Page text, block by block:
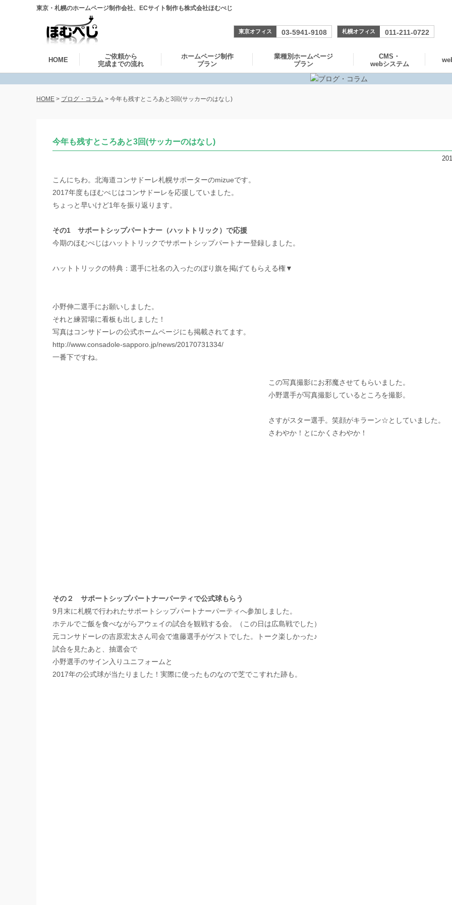
東京・札幌のホームページ制作会社、ECサイト制作も株式会社ほむぺじ
東京オフィス 03-5941-9108 札幌オフィス 011-211-0722
HOME
ご依頼から
完成までの流れ
ホームページ制作
プラン
業種別ホームページ
プラン
CMS・
webシステム
ブログ・コラム
HOME > ブログ・コラム > 今年も残すところあと3回(サッカーのはなし)
今年も残すところあと3回(サッカーのはなし)
こんにちわ。北海道コンサドーレ札幌サポーターのmizueです。
2017年度もほむぺじはコンサドーレを応援していました。
ちょっと早いけど1年を振り返ります。
その1 サポートシップパートナー（ハットトリック）で応援
今期のほむぺじはハットトリックでサポートシップパートナー登録しました。
ハットトリックの特典：選手に社名の入ったのぼり旗を掲げてもらえる権▼
小野伸二選手にお願いしました。
それと練習場に看板も出しました！
写真はコンサドーレの公式ホームページにも掲載されてます。
http://www.consadole-sapporo.jp/news/20170731334/
一番下ですね。
この写真撮影にお邪魔させてもらいました。
小野選手が写真撮影しているところを撮影。
さすがスター選手。笑顔がキラーン☆としていました。
さわやか！とにかくさわやか！
その２ サポートシップパートナーパーティで公式球もらう
9月末に札幌で行われたサポートシップパートナーパーティへ参加しました。
ホテルでご飯を食べながらアウェイの試合を観戦する会。（この日は広島戦でした）
元コンサドーレの吉原宏太さん司会で進藤選手がゲストでした。トーク楽しかった♪
試合を見たあと、抽選会で
小野選手のサイン入りユニフォームと
2017年の公式球が当たりました！実際に使ったものなので芝でこすれた跡も。